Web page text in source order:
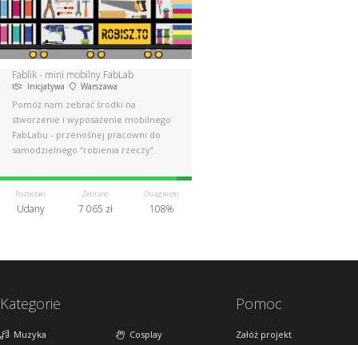
Fablik - mini mobilny FabLab
Inicjatywa Warszawa
Pomóż nam zebrać środki na
stworzenie i wyposażenie mobilnego
FabLabu - przenośnej pracowni do
samodzielnego “robienia rzeczy”.
Pozostało
Udany
Zebrano
7 065 zł
Osiągnięto
108%
Kategorie
Muzyka
Cosplay
Pomoc
Załóż projekt